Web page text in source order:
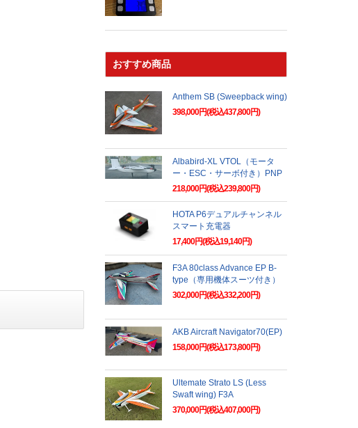
おすすめ商品
Anthem SB (Sweepback wing)
398,000円(税込437,800円)
Albabird-XL VTOL（モータ
ー・ESC・サーボ付き）PNP
218,000円(税込239,800円)
HOTA P6デュアルチャンネル
スマート充電器
17,400円(税込19,140円)
F3A 80class Advance EP B-
type（専用機体スーツ付き）
302,000円(税込332,200円)
AKB Aircraft Navigator70(EP)
158,000円(税込173,800円)
Ultemate Strato LS (Less
Swaft wing) F3A
370,000円(税込407,000円)